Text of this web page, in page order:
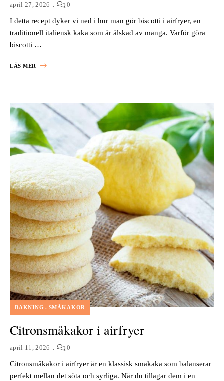
april 27, 2026 0
I detta recept dyker vi ned i hur man gör biscotti i airfryer, en
traditionell italiensk kaka som är älskad av många. Varför göra
biscotti …
LÄS MER
BAKNING SMÅKAKOR
Citronsmåkakor i airfryer
april 11, 2026 0
Citronsmåkakor i airfryer är en klassisk småkaka som balanserar
perfekt mellan det söta och syrliga. När du tillagar dem i en